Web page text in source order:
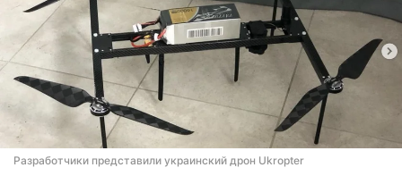
Разработчики представили украинский дрон Ukropter